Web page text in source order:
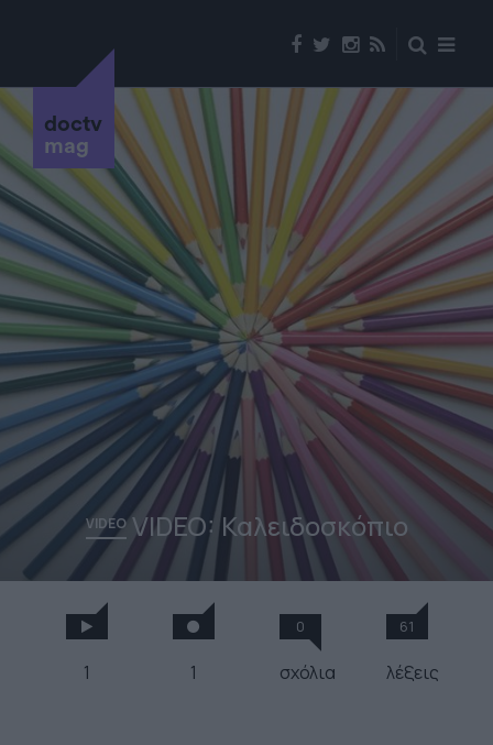
doctv
mag
VIDEOVIDEO: Καλειδοσκόπιο
1 1
0
σχόλια
61
λέξεις